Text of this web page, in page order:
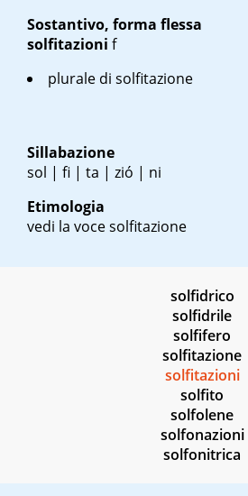
Sostantivo, forma flessa
solfitazioni f
plurale di solfitazione
Sillabazione
sol | fi | ta | zió | ni
Etimologia
vedi la voce solfitazione
solfidrico
solfidrile
solfifero
solfitazione
solfitazioni
solfito
solfolene
solfonazioni
solfonitrica